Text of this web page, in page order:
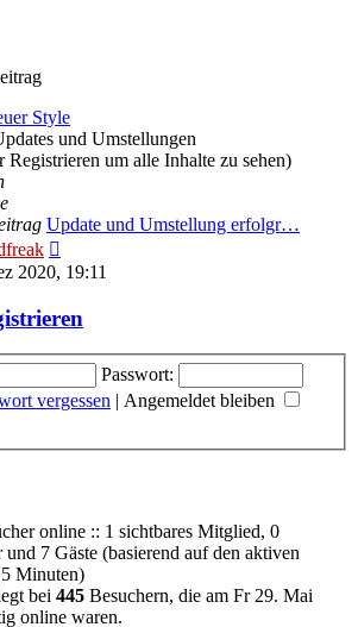
Style
und Umstellungen
Registrieren um alle Inhalte zu sehen)
Update und Umstellung erfolgr…
Beitrag
2020, 19:11
Passwort:
vergessen | Angemeldet bleiben
online :: 1 sichtbares Mitglied, 0
7 Gäste (basierend auf den aktiven
Minuten)
bei 445 Besuchern, die am Fr 29. Mai
online waren.